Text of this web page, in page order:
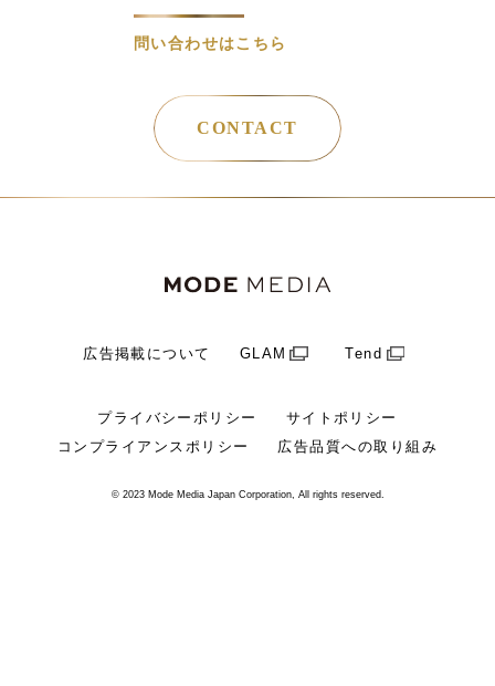
問い合わせはこちら
CONTACT
広告掲載について GLAM Tend
プライバシーポリシー
サイトポリシー
コンプライアンスポリシー
広告品質への取り組み
© 2023 Mode Media Japan Corporation, All rights reserved.